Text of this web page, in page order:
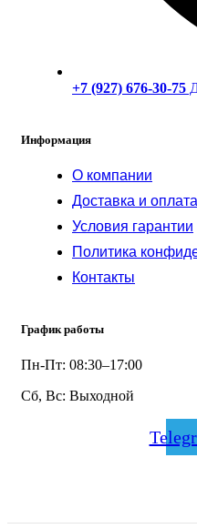
+7 (927) 676-30-75
Информация
О компании
Доставка и оплата
Условия гарантии
Политика
Контакты
График работы
Пн-Пт: 08:30–17:00
Сб, Вс: Выходной